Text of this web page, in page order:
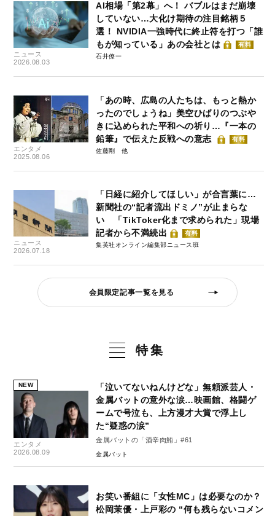
ニュース
2026.08.03
AI相場「第2幕」へ！ バブルはまだ崩壊
していない…大化け期待の注目銘柄５
選！ NVIDIA一強時代に終止符を打つ「誰
もが知っている」あの会社とは
有料
石井僚一
エンタメ
2025.08.06
「あの時、広島の人たちは、もっと熱か
ったのでしょうね」美空ひばりのつぶや
きに込められた平和への祈り…『一本の
鉛筆』で伝えた反戦への意志
有料
佐藤剛
ニュース
2026.07.18
「日経に紹介してほしい」が合言葉に…
新聞社の“記者流出ドミノ”が止まらな
い 「TikToker化まで求められた」現場
記者から不満続出
有料
集英社オンライン編集部ニュース班
会員限定記事一覧を見る
特集
NEW
エンタメ
2026.08.09
「泣いてないねんけどな」無頼派芸人・
金属バットの意外な涙…映画館、格闘ゲ
ームで号泣も、上方漫才大賞で浮上し
た“疑惑の涙”
金属バットの「酒辛肉鮪」#61
金属バット
お笑い番組に「女性MC」は必要なのか？
松岡茉優・上戸彩の “何も残らないコメン